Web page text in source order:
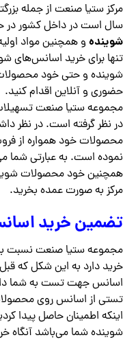
مرکز ستیا صنعت از جمله
سال است در داخل کشور در
شوینده و همچنین مواد
تنها برای خرید اسانس‌های
شوینده و حتی خود
حضوری و آنلاین اقدام کنید.
مجموعه ستیا صنعت تسهیلات
در نظر گرفته است. در نظر
محصولات خود همواره از
نموده است. به عبارتی شما
همچنین خود محصولات
مرکز به صورت عمده بخرید.
تضمین خرید
مجموعه ستیا صنعت نسبت
خرید دارد به این شکل که قبل
اسانس جهت تست به شما
تستی از اسانس روی
اینکه اطمینان حاصل پیدا
شوینده شما می‌باشد آنگاه